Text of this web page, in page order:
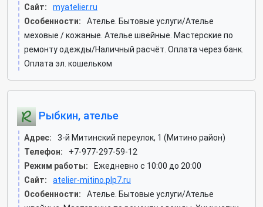
Сайт:
myatelier.ru
Особенности:
Ателье. Бытовые услуги/Ателье
меховые / кожаные. Ателье швейные. Мастерские по
ремонту одежды/Наличный расчёт. Оплата через банк.
Оплата эл. кошельком
Рыбкин, ателье
Адрес:
3-й Митинский переулок, 1 (Митино район)
Телефон:
+7-977-297-59-12
Режим работы:
Ежедневно с 10:00 до 20:00
Сайт:
atelier-mitino.plp7.ru
Особенности:
Ателье. Бытовые услуги/Ателье